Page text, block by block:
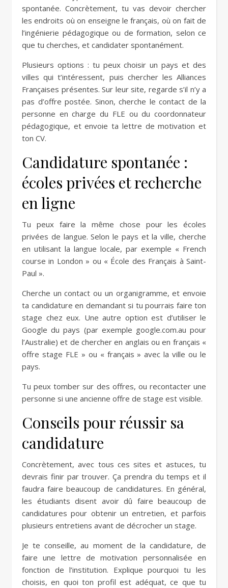
spontanée. Concrètement, tu vas devoir chercher
les endroits où on enseigne le français, où on fait de
l’ingénierie pédagogique ou de formation, selon ce
que tu cherches, et candidater spontanément.
Plusieurs options : tu peux choisir un pays et des
villes qui t’intéressent, puis chercher les Alliances
Françaises présentes. Sur leur site, regarde s’il n’y a
pas d’offre postée. Sinon, cherche le contact de la
personne en charge du FLE ou du coordonnateur
pédagogique, et envoie ta lettre de motivation et
ton CV.
Candidature spontanée :
écoles privées et recherche
en ligne
Tu peux faire la même chose pour les écoles
privées de langue. Selon le pays et la ville, cherche
en utilisant la langue locale, par exemple « French
course in London » ou « École des Français à Saint-
Paul ».
Cherche un contact ou un organigramme, et envoie
ta candidature en demandant si tu pourrais faire ton
stage chez eux. Une autre option est d’utiliser le
Google du pays (par exemple google.com.au pour
l’Australie) et de chercher en anglais ou en français «
offre stage FLE » ou « français » avec la ville ou le
pays.
Tu peux tomber sur des offres, ou recontacter une
personne si une ancienne offre de stage est visible.
Conseils pour réussir sa
candidature
Concrètement, avec tous ces sites et astuces, tu
devrais finir par trouver. Ça prendra du temps et il
faudra faire beaucoup de candidatures. En général,
les étudiants disent avoir dû faire beaucoup de
candidatures pour obtenir un entretien, et parfois
plusieurs entretiens avant de décrocher un stage.
Je te conseille, au moment de la candidature, de
faire une lettre de motivation personnalisée en
fonction de l’institution. Explique pourquoi tu les
choisis, en quoi ton profil est adéquat, ce que tu